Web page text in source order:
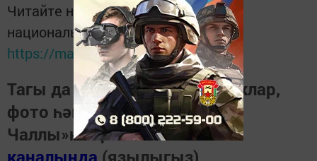
Читайте новости Татарстана в
национальном мессенджере MАХ:
https://max.ru/tatmedia
Тагы да кызыклырак яңалыклар,
фото һәм видеолар «Шәһри
Чаллы»ныңMAX